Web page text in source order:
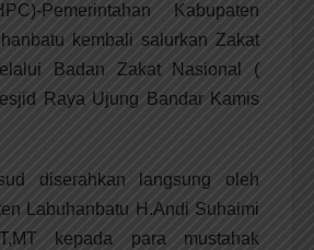
Pemerintahan Kabupaten
kembali salurkan Zakat
Badan Zakat Nasional (
Raya Ujung Bandar Kamis
diserahkan langsung oleh
Labuhanbatu H.Andi Suhaimi
kepada para mustahak